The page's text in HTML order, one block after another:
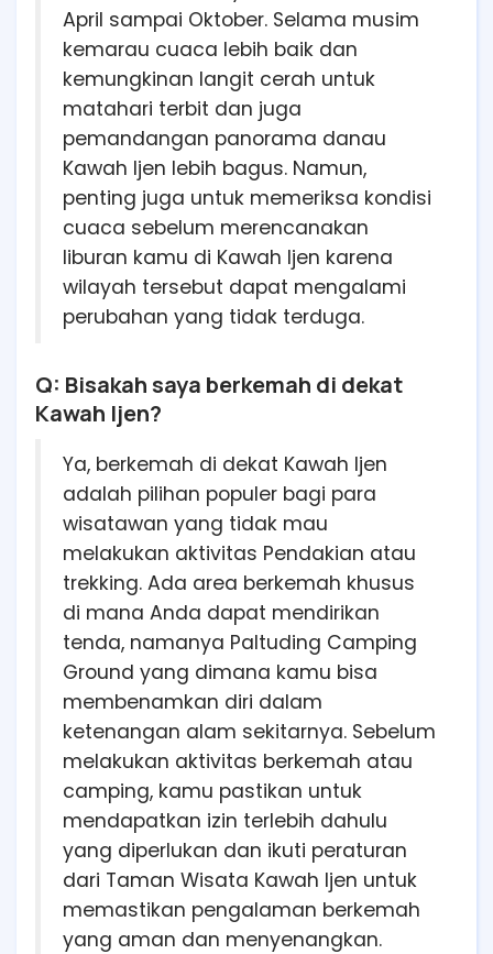
April sampai Oktober. Selama musim
kemarau cuaca lebih baik dan
kemungkinan langit cerah untuk
matahari terbit dan juga
pemandangan panorama danau
Kawah Ijen lebih bagus. Namun,
penting juga untuk memeriksa kondisi
cuaca sebelum merencanakan
liburan kamu di Kawah Ijen karena
wilayah tersebut dapat mengalami
perubahan yang tidak terduga.
Q: Bisakah saya berkemah di dekat
Kawah Ijen?
Ya, berkemah di dekat Kawah Ijen
adalah pilihan populer bagi para
wisatawan yang tidak mau
melakukan aktivitas Pendakian atau
trekking. Ada area berkemah khusus
di mana Anda dapat mendirikan
tenda, namanya Paltuding Camping
Ground yang dimana kamu bisa
membenamkan diri dalam
ketenangan alam sekitarnya. Sebelum
melakukan aktivitas berkemah atau
camping, kamu pastikan untuk
mendapatkan izin terlebih dahulu
yang diperlukan dan ikuti peraturan
dari Taman Wisata Kawah Ijen untuk
memastikan pengalaman berkemah
yang aman dan menyenangkan.